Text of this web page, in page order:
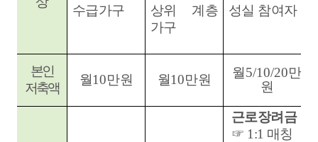
수급가구
상위 계층
가구
성실 참여자
본인
저축액
월10만원 월10만원 월5/10/20만
원
근로장려금
☞ 1:1 매칭